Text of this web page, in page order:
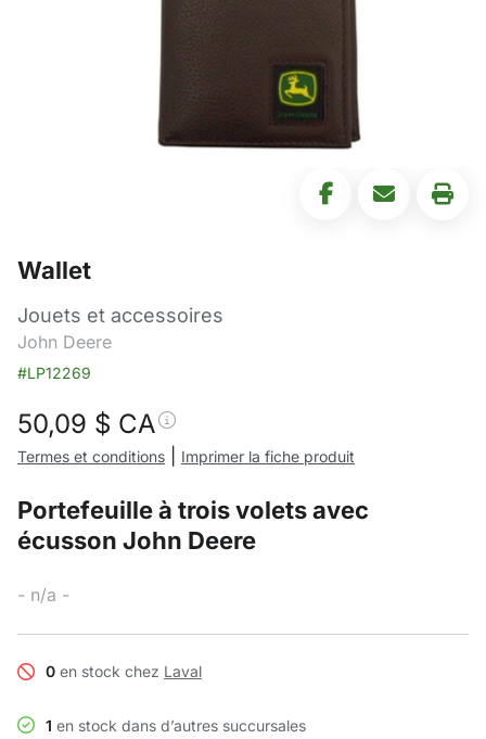
Wallet
Jouets et accessoires
John Deere
#LP12269
50,09 $ CA
Termes et conditions Imprimer la fiche produit
Portefeuille à trois volets avec
écusson John Deere
- n/a -
0 en stock chez Laval
1 en stock dans d’autres succursales